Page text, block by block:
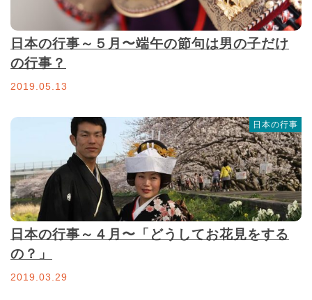
日本の行事～５月〜端午の節句は男の子だけ
の行事？
2019.05.13
日本の行事
日本の行事～４月〜「どうしてお花見をする
の？」
2019.03.29